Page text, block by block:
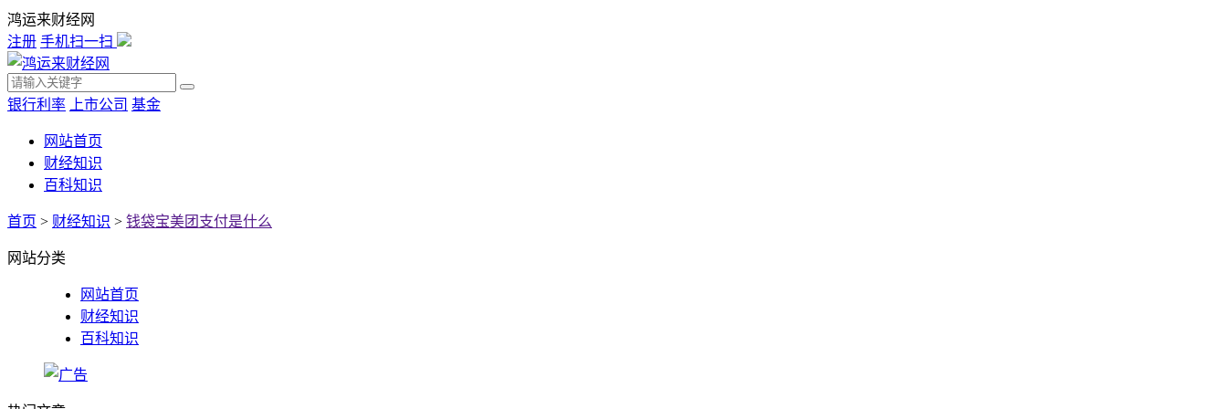
鸿运来财经网
注册 手机扫一扫
银行利率 上市公司 基金
网站首页
财经知识
百科知识
首页 > 财经知识 > 钱袋宝美团支付是什么
网站分类
网站首页
财经知识
百科知识